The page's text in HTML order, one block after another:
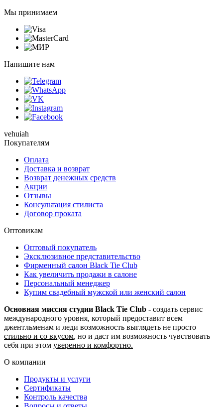
Мы принимаем
Напишите нам
vehuiah
Покупателям
Оплата
Доставка и возврат
Возврат денежных средств
Акции
Отзывы
Консультация стилиста
Договор проката
Оптовикам
Оптовый покупатель
Эксклюзивное представительство
Фирменный салон Black Tie Club
Как увеличить продажи в салоне
Персональный менеджер
Купим свадебный мужской или женский салон
Основная миссия студии Black Tie Club - создать сервис
международного уровня, который предоставит всем
джентльменам и леди возможность выглядеть не просто
стильно и со вкусом, но и даст им возможность чувствовать
себя при этом уверенно и комфортно.
О компании
Продукты и услуги
Сертификаты
Контроль качества